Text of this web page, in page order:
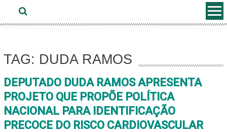
TAG: DUDA RAMOS
DEPUTADO DUDA RAMOS APRESENTA
PROJETO QUE PROPÕE POLÍTICA
NACIONAL PARA IDENTIFICAÇÃO
PRECOCE DO RISCO CARDIOVASCULAR